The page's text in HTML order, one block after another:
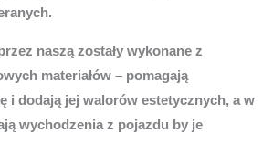
naszą zostały wykonane z
materiałów – pomagają
i dodają jej walorów estetycznych, a w
wychodzenia z pojazdu by je